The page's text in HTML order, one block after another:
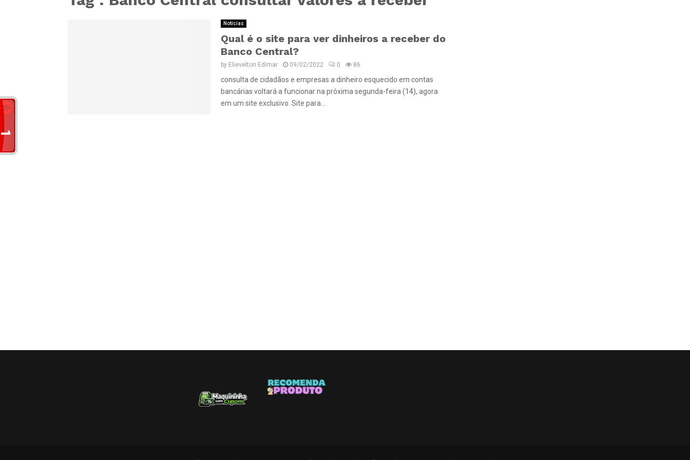
Notícias
Qual é o site para ver dinheiros a receber do
Banco Central?
by Elievelton Edimar 09/02/2022 0 86
consulta de cidadãos e empresas a dinheiro esquecido em contas
bancárias voltará a funcionar na próxima segunda-feira (14), agora
em um site exclusivo. Site para...